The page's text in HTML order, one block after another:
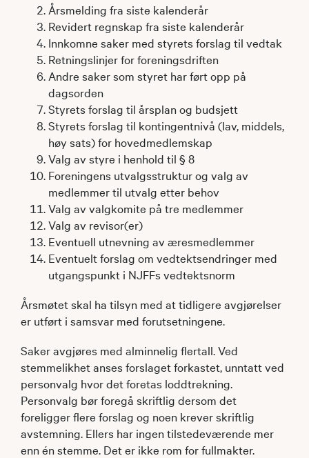
Årsmelding fra siste kalenderår
Revidert regnskap fra siste kalenderår
Innkomne saker med styrets forslag til vedtak
Retningslinjer for foreningsdriften
Andre saker som styret har ført opp på
dagsorden
Styrets forslag til årsplan og budsjett
Styrets forslag til kontingentnivå (lav, middels,
høy sats) for hovedmedlemskap
Valg av styre i henhold til § 8
Foreningens utvalgsstruktur og valg av
medlemmer til utvalg etter behov
Valg av valgkomite på tre medlemmer
Valg av revisor(er)
Eventuell utnevning av æresmedlemmer
Eventuelt forslag om vedtektsendringer med
utgangspunkt i NJFFs vedtektsnorm
Årsmøtet skal ha tilsyn med at tidligere avgjørelser
er utført i samsvar med forutsetningene.
Saker avgjøres med alminnelig flertall. Ved
stemmelikhet anses forslaget forkastet, unntatt ved
personvalg hvor det foretas loddtrekning.
Personvalg bør foregå skriftlig dersom det
foreligger flere forslag og noen krever skriftlig
avstemning. Ellers har ingen tilstedeværende mer
enn én stemme. Det er ikke rom for fullmakter.